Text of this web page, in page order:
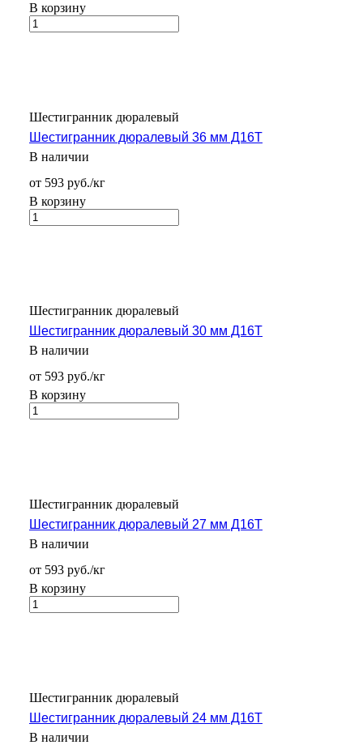
В корзину
Шестигранник дюралевый
Шестигранник дюралевый 36 мм Д16Т
В наличии
от 593 руб./кг
В корзину
Шестигранник дюралевый
Шестигранник дюралевый 30 мм Д16Т
В наличии
от 593 руб./кг
В корзину
Шестигранник дюралевый
Шестигранник дюралевый 27 мм Д16Т
В наличии
от 593 руб./кг
В корзину
Шестигранник дюралевый
Шестигранник дюралевый 24 мм Д16Т
В наличии